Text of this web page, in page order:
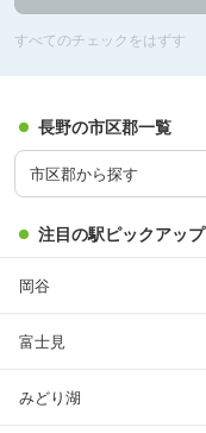
すべてのチェックをはずす
長野の市区郡一覧
市区郡から探す
注目の駅ピックアップ
岡谷
富士見
みどり湖